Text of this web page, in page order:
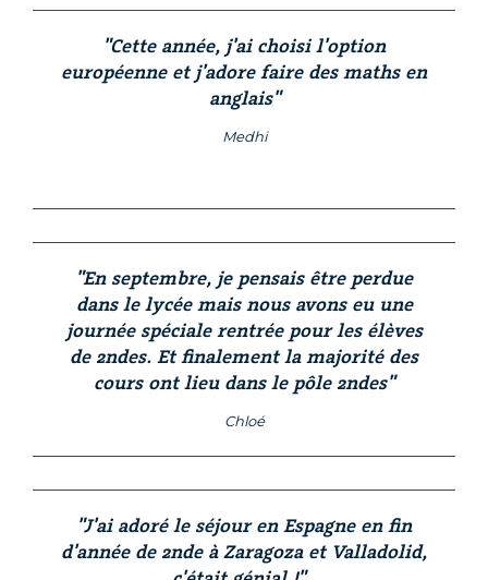
"Cette année, j'ai choisi l'option
européenne et j'adore faire des maths en
anglais"
Medhi
"En septembre, je pensais être perdue
dans le lycée mais nous avons eu une
journée spéciale rentrée pour les élèves
de 2ndes. Et finalement la majorité des
cours ont lieu dans le pôle 2ndes"
Chloé
"J'ai adoré le séjour en Espagne en fin
d'année de 2nde à Zaragoza et Valladolid,